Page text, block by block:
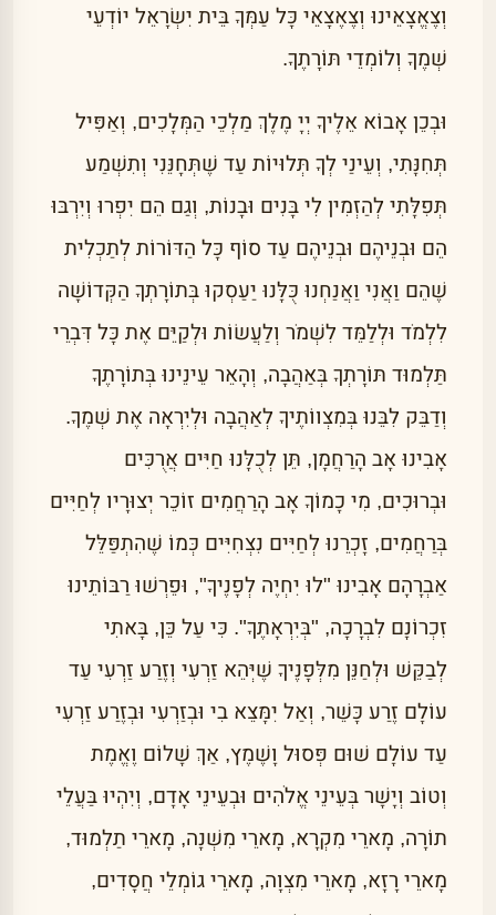
וְצֶאֱצָאֵינוּ וְצֶאֶצָאֵי כָּל עַמְּךָ בֵּית יִשְׂרָאֵל יוֹדְעֵי
שְׁמֶךָ וְלוֹמְדֵי תּוֹרָתֶךָ.
וּבְכֵן אָבוֹא אֵלֶיךָ יְיָ מֶלֶךְ מַלְכֵי הַמְּלָכִים, וְאַפִּיל
תְּחִנָּתִי, וְעֵינַי לְךָ תְּלוּיוֹת עַד שֶׁתְּחָנֵּנִי וְתִשְׁמַע
תְּפִלָּתִי לְהַזְמִין לִי בָּנִים וּבָנוֹת, וְגַם הֵם יִפְרוּ וְיִרְבּוּ
הֵם וּבְנֵיהֶם וּבְנֵיהֶם עַד סוֹף כָּל הַדּוֹרוֹת לְתַכְלִית
שֶׁהֵם וַאֲנִי וַאֲנַחְנוּ כֻּלָּנוּ יַעַסְקוּ בְּתוֹרָתְךָ הַקְּדוֹשָׁה
לִלְמֹד וּלְלַמֵּד לִשְׁמֹר וְלַעֲשׂוֹת וּלְקַיֵּם אֶת כָּל דִּבְרֵי
תַּלְמוּד תּוֹרָתְךָ בְּאַהֲבָה, וְהָאֵר עֵינֵינוּ בְּתוֹרָתֶךָ
וְדַבֵּק לִבֵּנוּ בְּמִצְווֹתֶיךָ לְאַהֲבָה וּלְיִרְאָה אֶת שְׁמֶךָ.
אָבִינוּ אָב הָרַחֲמָן, תֵּן לְכֻלָּנוּ חַיִּים אֲרֻכִּים
וּבְרוּכִים, מִי כָמוֹךָ אָב הָרַחֲמִים זוֹכֵר יְצוּרָיו לְחַיִּים
בְּרַחֲמִים, זָכְרֵנוּ לְחַיִּים נִצְחִיִּים כְּמוֹ שֶׁהִתְפַּלֵּל
אַבְרָהָם אָבִינוּ "לוּ יִחְיֶה לְפָנֶיךָ", וּפֵרְשׁוּ רַבּוֹתֵינוּ
זִכְרוֹנָם לִבְרָכָה, "בְּיִרְאָתֶךָ". כִּי עַל כֵּן, בָּאתִי
לְבַקֵּשׁ וּלְחַנֵּן מִלְּפָנֶיךָ שֶׁיְּהֵא זַרְעִי וְזֶרַע זַרְעִי עַד
עוֹלָם זֶרַע כָּשֵׁר, וְאַל יִמָּצֵא בִי וּבְזַרְעִי וּבְזֶרַע זַרְעִי
עַד עוֹלָם שׁוּם פְּסוּל וָשֶׁמֶץ, אַךְ שָׁלוֹם וֶאֱמֶת
וְטוֹב וְיָשָׁר בְּעֵינֵי אֱלֹהִים וּבְעֵינֵי אָדָם, וְיִהְיוּ בַּעֲלֵי
תוֹרָה, מָארֵי מִקְרָא, מָארֵי מִשְׁנָה, מָארֵי תַלְמוּד,
מָארֵי רָזָא, מָארֵי מִצְוָה, מָארֵי גוֹמְלֵי חֲסָדִים,